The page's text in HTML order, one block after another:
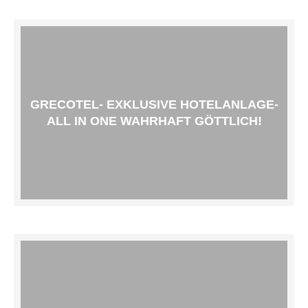
GRECOTEL- EXKLUSIVE HOTELANLAGE-
ALL IN ONE WAHRHAFT GÖTTLICH!